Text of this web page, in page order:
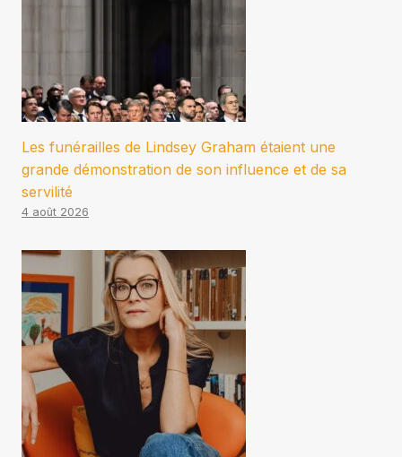
Les funérailles de Lindsey Graham étaient une
grande démonstration de son influence et de sa
servilité
4 août 2026